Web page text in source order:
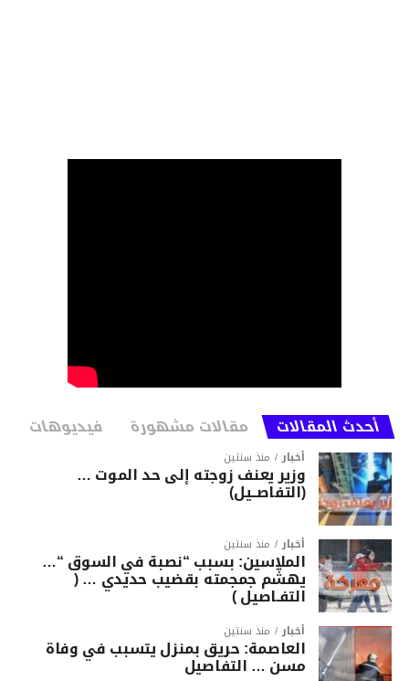
أحدث المقالات مقالات مشهورة فيديوهات
أخبار منذ سنتين
وزير يعنف زوجته إلى حد الموت …
(التفاصــيل)
أخبار منذ سنتين
الملاسين: بسبب “نصبة في السوق “…
يهشّم جمجمته بقضيب حديدي … (
التفـاصيل )
أخبار منذ سنتين
العاصمة: حريق بمنزل يتسبب في وفاة
مسن … التفاصيل